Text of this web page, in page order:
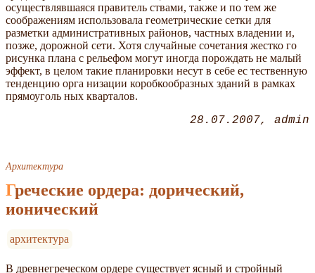
осуществлявшаяся правитель ствами, также и по тем же
соображениям использовала геометрические сетки для
разметки административных районов, частных владении и,
позже, дорожной сети. Хотя случайные сочетания жестко го
рисунка плана с рельефом могут иногда порождать не малый
эффект, в целом такие планировки несут в себе ес тественную
тенденцию орга низации коробкообразных зданий в рамках
прямоуголь ных кварталов.
28.07.2007 admin
Архитектура
Греческие ордера: дорический,
ионический
архитектура
В древнегреческом ордере существует ясный и стройный